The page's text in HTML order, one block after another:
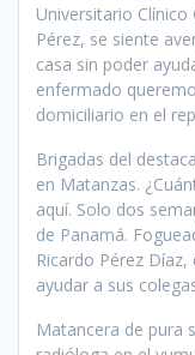
Universi­tario
Pérez, se siente
casa sin poder
enfermado
domiciliario en el
Brigadas del
en Matanzas.
aquí. Solo dos
de Panamá.
Ricardo Pérez
ayudar a sus
Matancera de pura